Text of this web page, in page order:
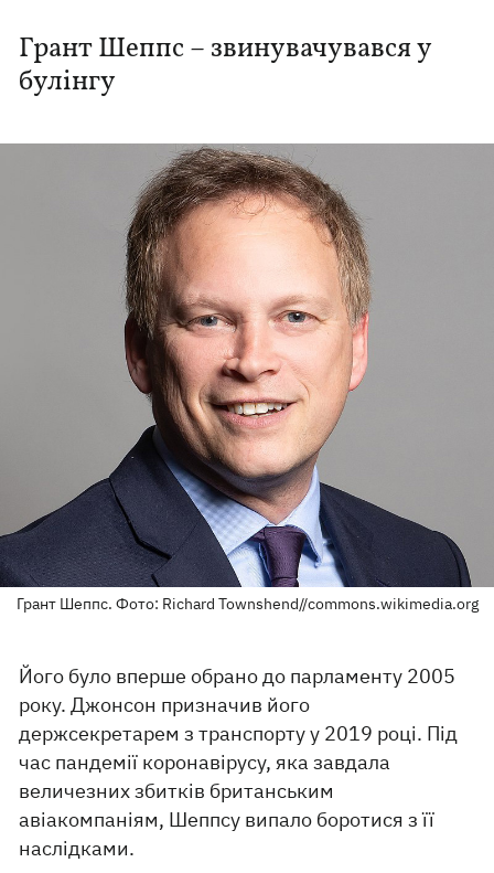
Грант Шеппс – звинувачувався у
булінгу
Грант Шеппс. Фото: Richard Townshend//commons.wikimedia.org
Його було вперше обрано до парламенту 2005
року. Джонсон призначив його
держсекретарем з транспорту у 2019 році. Під
час пандемії коронавірусу, яка завдала
величезних збитків британським
авіакомпаніям, Шеппсу випало боротися з її
наслідками.